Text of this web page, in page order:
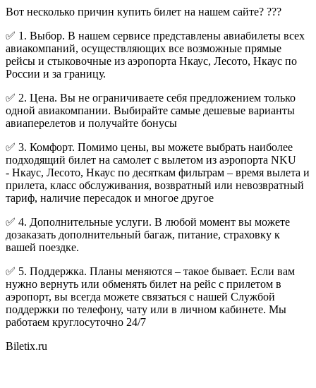
Вот несколько причин купить билет на нашем сайте? ???
✅ 1. Выбор. В нашем сервисе представлены авиабилеты всех
авиакомпаний, осуществляющих все возможные прямые
рейсы и стыковочные из аэропорта Нкаус, Лесото, Нкаус по
России и за границу.
✅ 2. Цена. Вы не ограничиваете себя предложением только
одной авиакомпании. Выбирайте самые дешевые варианты
авиаперелетов и получайте бонусы
✅ 3. Комфорт. Помимо цены, вы можете выбрать наиболее
подходящий билет на самолет с вылетом из аэропорта NKU
- Нкаус, Лесото, Нкаус по десяткам фильтрам – время вылета и
прилета, класс обслуживания, возвратный или невозвратный
тариф, наличие пересадок и многое другое
✅ 4. Дополнительные услуги. В любой момент вы можете
дозаказать дополнительный багаж, питание, страховку к
вашей поездке.
✅ 5. Поддержка. Планы меняются – такое бывает. Если вам
нужно вернуть или обменять билет на рейс с прилетом в
аэропорт, вы всегда можете связаться с нашей Службой
поддержки по телефону, чату или в личном кабинете. Мы
работаем круглосуточно 24/7
Biletix.ru